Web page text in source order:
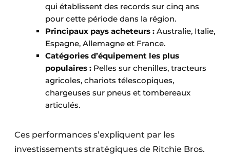
qui établissent des records sur cinq ans
pour cette période dans la région.
Principaux pays acheteurs : Australie, Italie,
Espagne, Allemagne et France.
Catégories d’équipement les plus
populaires : Pelles sur chenilles, tracteurs
agricoles, chariots télescopiques,
chargeuses sur pneus et tombereaux
articulés.
Ces performances s’expliquent par les
investissements stratégiques de Ritchie Bros.